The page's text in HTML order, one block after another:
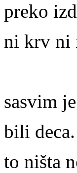
preko
ni krv ni
sasvim
bili deca.
to ništa